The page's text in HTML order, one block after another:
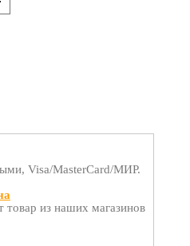
Visa/MasterCard/МИР.
товар из наших магазинов